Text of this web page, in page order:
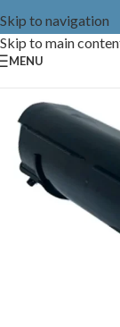
Skip to navigation
Skip to main
MENU